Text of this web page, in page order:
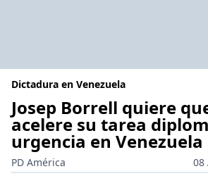
Dictadura en Venezuela
Josep Borrell quiere
acelere su tarea
urgencia en Venezuela
PD América
08